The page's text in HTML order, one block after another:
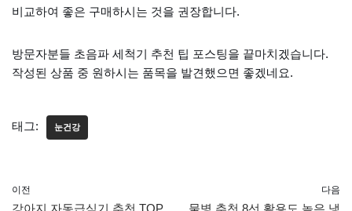
비교하여 좋은 구매하시는 것을 권장합니다.
방문자분들 초음파 세척기 추천 팁 포스팅을 끝마치겠습니다.
작성된 상품 중 원하시는 품목을 발견했으면 좋겠네요.
태그: 눈건강
이전
강아지 자동급식기 추천 TOP
다음
물병 추천 8선 활용도 높은 냉